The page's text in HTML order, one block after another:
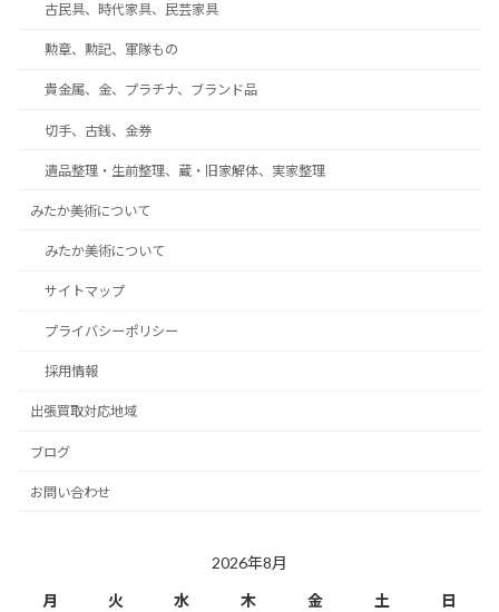
古民具、時代家具、民芸家具
勲章、勲記、軍隊もの
貴金属、金、プラチナ、ブランド品
切手、古銭、金券
遺品整理・生前整理、蔵・旧家解体、実家整理
みたか美術について
みたか美術について
サイトマップ
プライバシーポリシー
採用情報
出張買取対応地域
ブログ
お問い合わせ
2026年8月
月
火 水 木 金 土
日